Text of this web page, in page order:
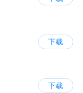
下载
下载